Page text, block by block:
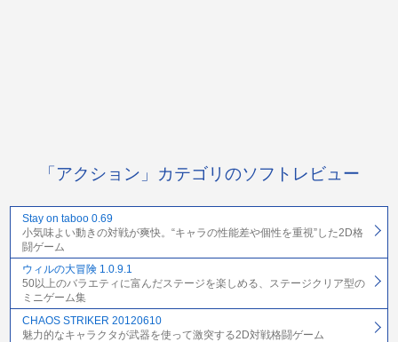
「アクション」カテゴリのソフトレビュー
Stay on taboo 0.69
小気味よい動きの対戦が爽快。“キャラの性能差や個性を重視”した2D格
闘ゲーム
ウィルの大冒険 1.0.9.1
50以上のバラエティに富んだステージを楽しめる、ステージクリア型の
ミニゲーム集
CHAOS STRIKER 20120610
魅力的なキャラクタが武器を使って激突する2D対戦格闘ゲーム